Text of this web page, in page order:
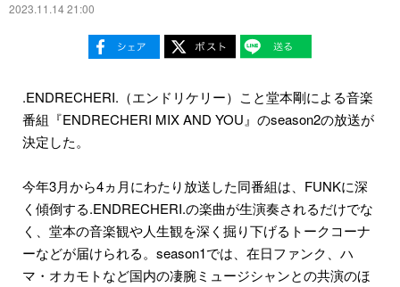
2023.11.14 21:00
.ENDRECHERI.（エンドリケリー）こと堂本剛による音楽
番組『ENDRECHERI MIX AND YOU』のseason2の放送が
決定した。
今年3月から4ヵ月にわたり放送した同番組は、FUNKに深
く傾倒する.ENDRECHERI.の楽曲が生演奏されるだけでな
く、堂本の音楽観や人生観を深く掘り下げるトークコーナ
ーなどが届けられる。season1では、在日ファンク、ハ
マ・オカモトなど国内の凄腕ミュージシャンとの共演のほ